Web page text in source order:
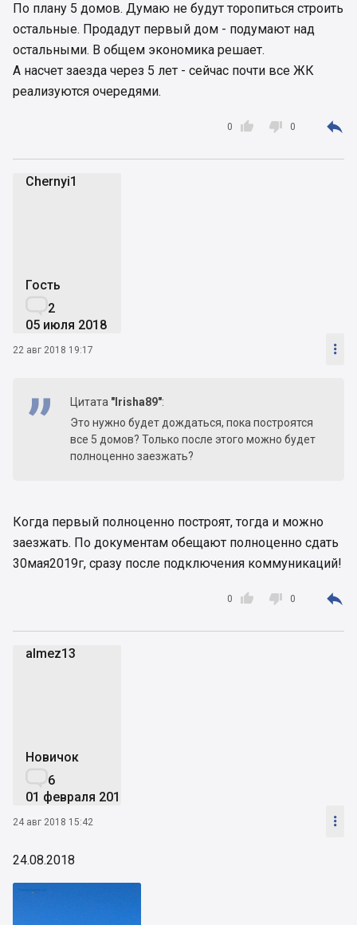
По плану 5 домов. Думаю не будут торопиться строить
остальные. Продадут первый дом - подумают над
остальными. В общем экономика решает.
А насчет заезда через 5 лет - сейчас почти все ЖК
реализуются очередями.

0  0 
Chernyi1
Гость
2
05 июля 2018
22 авг 2018 19:17 
Цитата "Irisha89":
Это нужно будет дождаться, пока построятся
все 5 домов? Только после этого можно будет
полноценно заезжать?
Когда первый полноценно построят, тогда и можно
заезжать. По документам обещают полноценно сдать
30мая2019г, сразу после подключения коммуникаций!

0  0 
almez13
Новичок
6
01 февраля 2016
24 авг 2018 15:42 
24.08.2018